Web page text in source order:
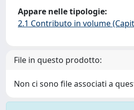
Appare nelle tipologie:
2.1 Contributo in volume
File in questo prodotto:
Non ci sono file associati a